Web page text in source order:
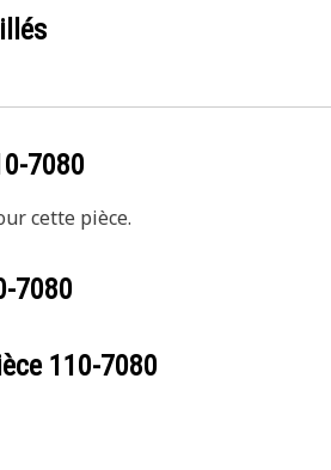
7080
cette pièce.
7080
110-7080